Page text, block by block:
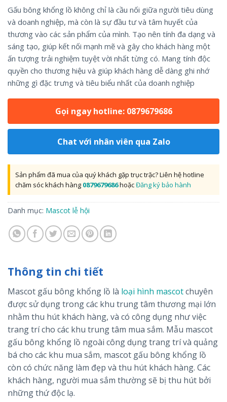
Gấu bông khổng lồ không chỉ là cầu nối giữa người tiêu dùng
và doanh nghiệp, mà còn là sự đầu tư và tâm huyết của
thương vào các sản phẩm của mình. Tạo nên tính đa dạng và
sáng tạo, giúp kết nối mạnh mẽ và gây cho khách hàng một
ấn tượng trải nghiệm tuyệt vời nhất từng có. Mang tính độc
quyền cho thương hiệu và giúp khách hàng dễ dàng ghi nhớ
những gì đặc trưng và tiêu biểu nhất của doanh nghiệp
Gọi ngay hotline: 0879679686
Chat với nhân viên qua Zalo
Sản phẩm đã mua của quý khách gặp trục trặc? Liên hệ hotline
chăm sóc khách hàng 0879679686hoặcĐăng ký bảo hành
Danh mục: Mascot lễ hội
Thông tin chi tiết
Mascot gấu bông khổng lồ là loại hình mascotchuyên
được sử dụng trong các khu trung tâm thương mại lớn
nhằm thu hút khách hàng, và có công dụng như việc
trang trí cho các khu trung tâm mua sắm. Mẫu mascot
gấu bông khổng lồ ngoài công dụng trang trí và quảng
bá cho các khu mua sắm, mascot gấu bông khổng lồ
còn có chức năng làm đẹp và thu hút khách hàng. Các
khách hàng, người mua sắm thường sẽ bị thu hút bởi
những thứ độc lạ.